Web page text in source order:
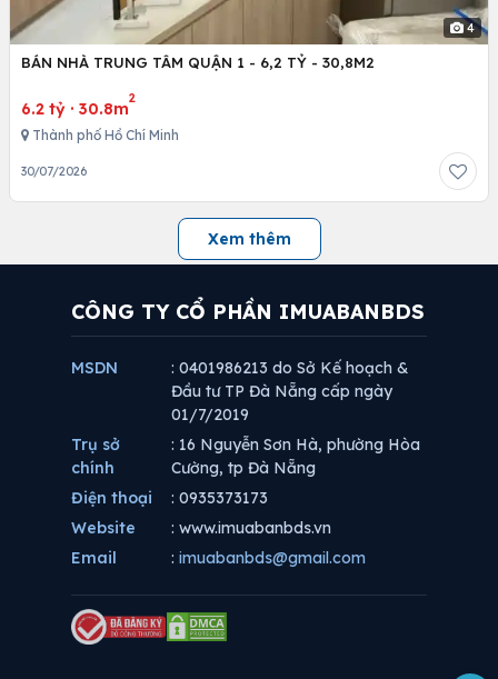
4
BÁN NHÀ TRUNG TÂM QUẬN 1 - 6,2 TỶ - 30,8M2
6.2 tỷ · 30.8m
2
Thành phố Hồ Chí Minh
30/07/2026
Xem thêm
CÔNG TY CỔ PHẦN IMUABANBDS
MSDN
: 0401986213 do Sở Kế hoạch &
Đầu tư TP Đà Nẵng cấp ngày
01/7/2019
Trụ sở
chính
: 16 Nguyễn Sơn Hà, phường Hòa
Cường, tp Đà Nẵng
Điện thoại
: 0935373173
Website
: www.imuabanbds.vn
Email
: imuabanbds@gmail.com